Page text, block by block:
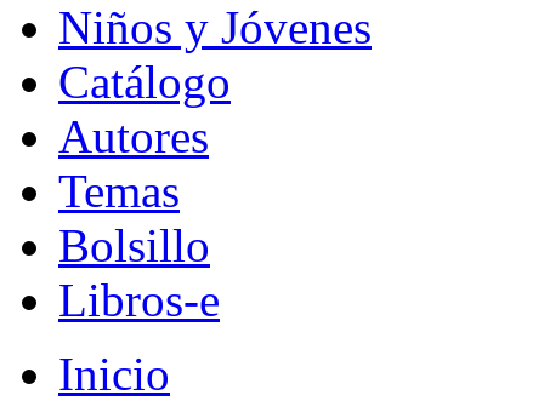
Niños y Jóvenes
Catálogo
Autores
Temas
Bolsillo
Libros-e
Inicio